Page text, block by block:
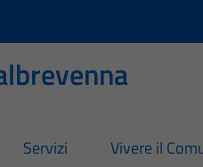
Servizi Vivere il